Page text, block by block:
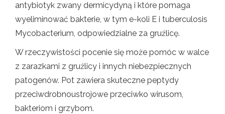
antybiotyk zwany dermicydyną i które pomaga
wyeliminować bakterie, w tym e-koli E i tuberculosis
Mycobacterium, odpowiedzialne za gruźlicę.
W rzeczywistości pocenie się może pomóc w walce
z zarazkami z gruźlicy i innych niebezpiecznych
patogenów. Pot zawiera skuteczne peptydy
przeciwdrobnoustrojowe przeciwko wirusom,
bakteriom i grzybom.